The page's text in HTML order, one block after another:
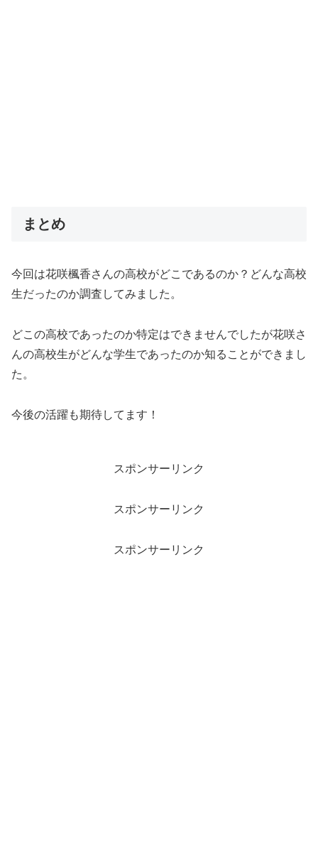
まとめ
今回は花咲楓香さんの高校がどこであるのか？どんな高校
生だったのか調査してみました。
どこの高校であったのか特定はできませんでしたが花咲さ
んの高校生がどんな学生であったのか知ることができまし
た。
今後の活躍も期待してます！
スポンサーリンク
スポンサーリンク
スポンサーリンク